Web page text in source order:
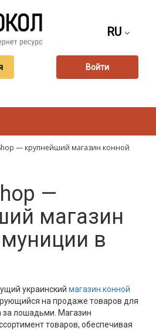
RU
Войти
— крупнейший магазин конной
—
магазин
в
украинский магазин конной
на продаже товаров для
за лошадьми. Магазин
товаров, обеспечивая